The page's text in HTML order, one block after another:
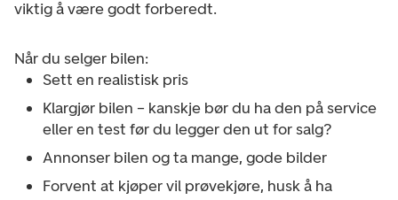
viktig å være godt forberedt.
Når du selger bilen:
Sett en realistisk pris
Klargjør bilen – kanskje bør du ha den på service
eller en test før du legger den ut for salg?
Annonser bilen og ta mange, gode bilder
Forvent at kjøper vil prøvekjøre, husk å ha